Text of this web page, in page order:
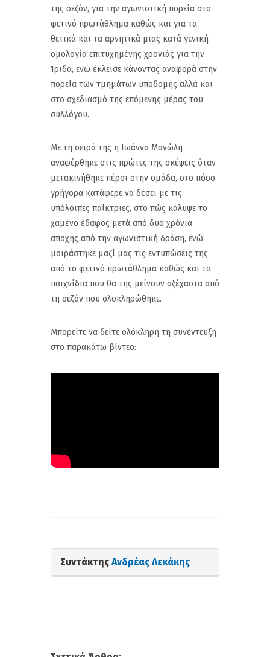
της σεζόν, για την αγωνιστική πορεία στο
φετινό πρωτάθλημα καθώς και για τα
θετικά και τα αρνητικά μιας κατά γενική
ομολογία επιτυχημένης χρονιάς για την
Ίριδα, ενώ έκλεισε κάνοντας αναφορά στην
πορεία των τμημάτων υποδομής αλλά και
στο σχεδιασμό της επόμενης μέρας του
συλλόγου.
Με τη σειρά της η Ιωάννα Μανώλη
αναφέρθηκε στις πρώτες της σκέψεις όταν
μετακινήθηκε πέρσι στην ομάδα, στο πόσο
γρήγορα κατάφερε να δέσει με τις
υπόλοιπες παίκτριες, στο πώς κάλυψε το
χαμένο έδαφος μετά από δύο χρόνια
αποχής από την αγωνιστική δράση, ενώ
μοιράστηκε μαζί μας τις εντυπώσεις της
από το φετινό πρωτάθλημα καθώς και τα
παιχνίδια που θα της μείνουν αξέχαστα από
τη σεζόν που ολοκληρώθηκε.
Μπορείτε να δείτε ολόκληρη τη συνέντευξη
στο παρακάτω βίντεο:
Συντάκτης Ανδρέας Λεκάκης